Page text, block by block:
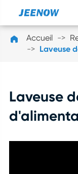
 Accueil
Laveuse
Laveuse